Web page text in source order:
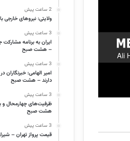
2 ساعت پیش
ولایتی: نیروهای
3 ساعت پیش
ایران به برنامه
– هشت صبح
3 ساعت پیش
امیر الهامی:
دارند – هشت صبح
3 ساعت پیش
ظرفیت‌های چهارمحال و
هشت صبح
3 ساعت پیش
قیمت پرواز تهران – شیراز،